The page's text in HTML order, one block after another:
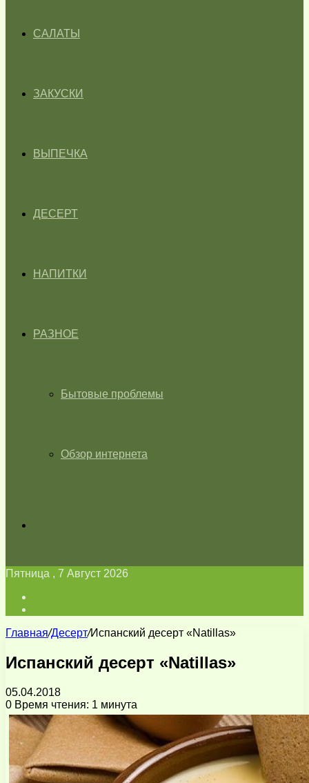
САЛАТЫ
ЗАКУСКИ
ВЫПЕЧКА
ДЕСЕРТ
НАПИТКИ
РАЗНОЕ
Бытовые проблемы
Обзор интернета
Пятница , 7 Август 2026
Главная/Десерт/Испанский десерт «Natillas»
Испанский десерт «Natillas»
05.04.2018
0 Время чтения: 1 минута